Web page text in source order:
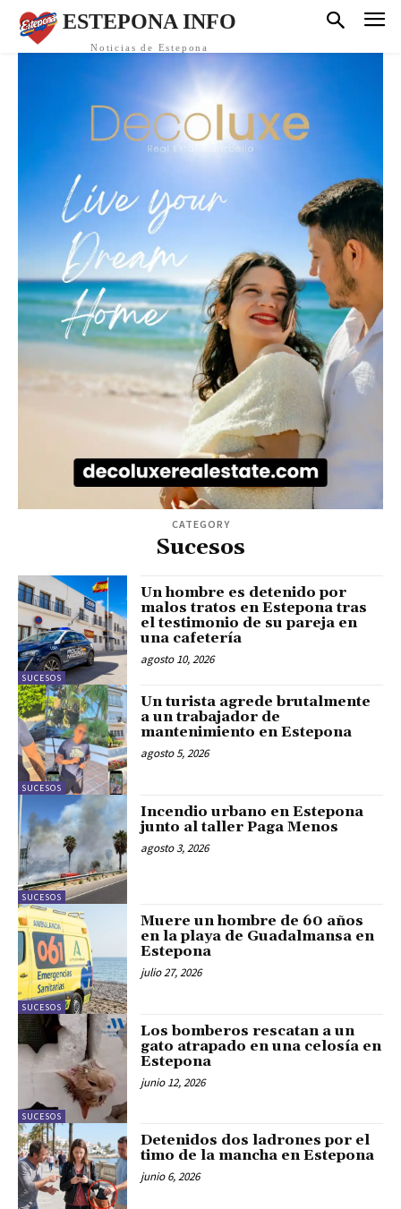
ESTEPONA INFO
Noticias de Estepona
CATEGORY
Sucesos
SUCESOS
Un hombre es detenido por
malos tratos en Estepona tras
el testimonio de su pareja en
una cafetería
agosto 10, 2026
SUCESOS
Un turista agrede brutalmente
a un trabajador de
mantenimiento en Estepona
agosto 5, 2026
SUCESOS
Incendio urbano en Estepona
junto al taller Paga Menos
agosto 3, 2026
SUCESOS
Muere un hombre de 60 años
en la playa de Guadalmansa en
Estepona
julio 27, 2026
SUCESOS
Los bomberos rescatan a un
gato atrapado en una celosía en
Estepona
junio 12, 2026
Detenidos dos ladrones por el
timo de la mancha en Estepona
junio 6, 2026